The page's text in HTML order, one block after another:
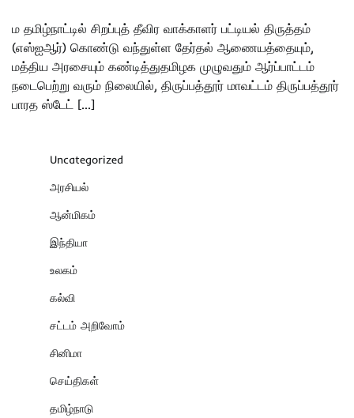
ம தமிழ்நாட்டில் சிறப்புத் தீவிர வாக்காளர் பட்டியல் திருத்தம்
(எஸ்ஐஆர்) கொண்டு வந்துள்ள தேர்தல் ஆணையத்தையும்,
மத்திய அரசையும் கண்டித்துதமிழக முழுவதும் ஆர்ப்பாட்டம்
நடைபெற்று வரும் நிலையில், திருப்பத்தூர் மாவட்டம் திருப்பத்தூர்
பாரத ஸ்டேட் […]
Uncategorized
அரசியல்
ஆன்மிகம்
இந்தியா
உலகம்
கல்வி
சட்டம் அறிவோம்
சினிமா
செய்திகள்
தமிழ்நாடு